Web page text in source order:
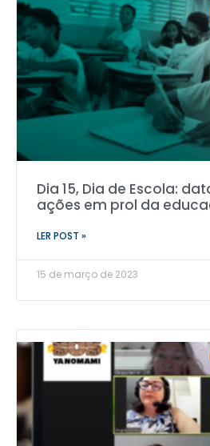
Dia 15, Dia de Escola:
ações em prol da
LER POST »
15 de março de 2023